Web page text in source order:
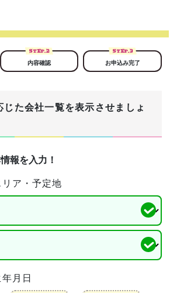
STEP.2
内容確認
STEP.3
お申込み完了
た会社一覧を表示させましょ
報を入力！
ア・予定地
月日